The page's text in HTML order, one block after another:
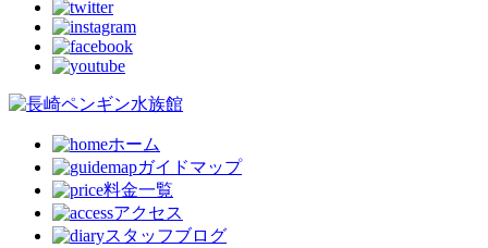
ホーム
ガイドマップ
料金一覧
アクセス
スタッフブログ